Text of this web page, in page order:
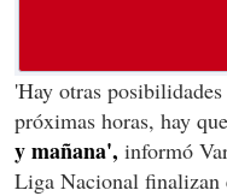
'Hay otras
próximas horas, hay
y mañana', informó
Liga Nacional finalizan